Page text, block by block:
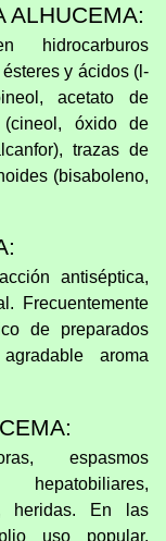
ALHUCEMA:
y ácidos (l-
acetato de
óxido de
trazas de
(bisaboleno,
antiséptica,
Frecuentemente
de preparados
aroma
espasmos
heridas. En las
uso popular,